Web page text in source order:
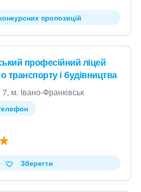
пропозицій
професійний ліцей
транспорту і будівництва
м. Івано-Франківськ
Зберегти